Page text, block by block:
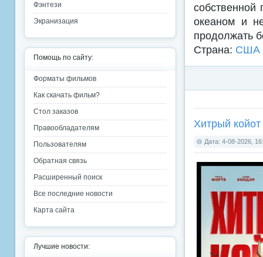
океаном и
продолжать
Страна: США
Хитрый
Дата: 4-08-2026,
Фэнтези
Экранизация
Помощь по сайту:
Форматы фильмов
Как скачать фильм?
Стол заказов
Правообладателям
Пользователям
Обратная связь
Расширенный поиск
Все последние новости
Карта сайта
Лучшие новости: